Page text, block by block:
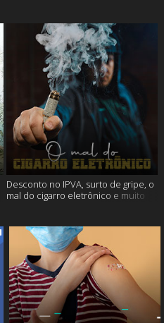
Desconto no IPVA, surto de gripe, o
mal do cigarro eletrônico e muito